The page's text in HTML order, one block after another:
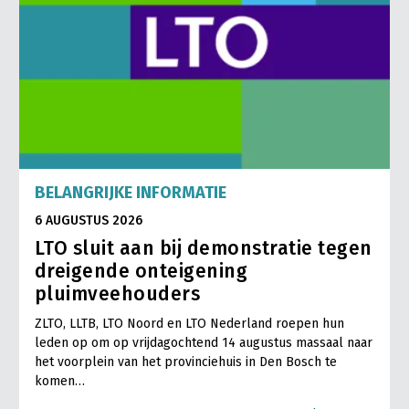
BELANGRIJKE INFORMATIE
6 AUGUSTUS 2026
LTO sluit aan bij demonstratie tegen
dreigende onteigening
pluimveehouders
ZLTO, LLTB, LTO Noord en LTO Nederland roepen hun
leden op om op vrijdagochtend 14 augustus massaal naar
het voorplein van het provinciehuis in Den Bosch te
komen…